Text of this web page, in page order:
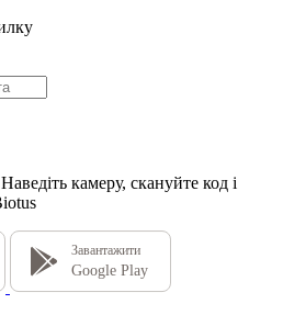
Наведіть камеру, скануйте код і
Завантажити
Google Play